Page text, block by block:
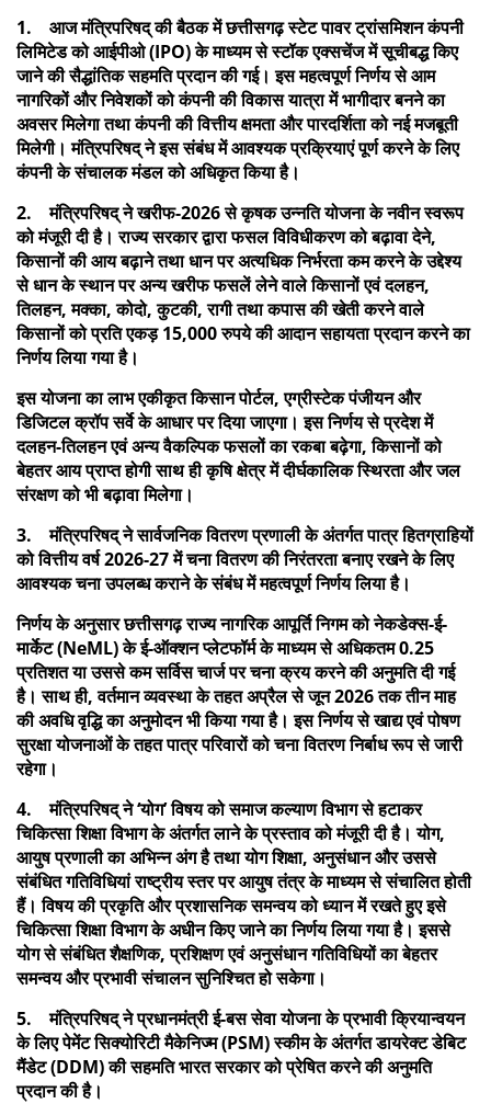
1. आज मंत्रिपरिषद् की बैठक में छत्तीसगढ़ स्टेट पावर ट्रांसमिशन कंपनी
लिमिटेड को आईपीओ (IPO) के माध्यम से स्टॉक एक्सचेंज में सूचीबद्ध किए
जाने की सैद्धांतिक सहमति प्रदान की गई। इस महत्वपूर्ण निर्णय से आम
नागरिकों और निवेशकों को कंपनी की विकास यात्रा में भागीदार बनने का
अवसर मिलेगा तथा कंपनी की वित्तीय क्षमता और पारदर्शिता को नई मजबूती
मिलेगी। मंत्रिपरिषद् ने इस संबंध में आवश्यक प्रक्रियाएं पूर्ण करने के लिए
कंपनी के संचालक मंडल को अधिकृत किया है।
2. मंत्रिपरिषद् ने खरीफ-2026 से कृषक उन्नति योजना के नवीन स्वरूप
को मंजूरी दी है। राज्य सरकार द्वारा फसल विविधीकरण को बढ़ावा देने,
किसानों की आय बढ़ाने तथा धान पर अत्यधिक निर्भरता कम करने के उद्देश्य
से धान के स्थान पर अन्य खरीफ फसलें लेने वाले किसानों एवं दलहन,
तिलहन, मक्का, कोदो, कुटकी, रागी तथा कपास की खेती करने वाले
किसानों को प्रति एकड़ 15,000 रुपये की आदान सहायता प्रदान करने का
निर्णय लिया गया है।
इस योजना का लाभ एकीकृत किसान पोर्टल, एग्रीस्टेक पंजीयन और
डिजिटल क्रॉप सर्वे के आधार पर दिया जाएगा। इस निर्णय से प्रदेश में
दलहन-तिलहन एवं अन्य वैकल्पिक फसलों का रकबा बढ़ेगा, किसानों को
बेहतर आय प्राप्त होगी साथ ही कृषि क्षेत्र में दीर्घकालिक स्थिरता और जल
संरक्षण को भी बढ़ावा मिलेगा।
3. मंत्रिपरिषद् ने सार्वजनिक वितरण प्रणाली के अंतर्गत पात्र हितग्राहियों
को वित्तीय वर्ष 2026-27 में चना वितरण की निरंतरता बनाए रखने के लिए
आवश्यक चना उपलब्ध कराने के संबंध में महत्वपूर्ण निर्णय लिया है।
निर्णय के अनुसार छत्तीसगढ़ राज्य नागरिक आपूर्ति निगम को नेकडेक्स-ई-
मार्केट (NeML) के ई-ऑक्शन प्लेटफॉर्म के माध्यम से अधिकतम 0.25
प्रतिशत या उससे कम सर्विस चार्ज पर चना क्रय करने की अनुमति दी गई
है। साथ ही, वर्तमान व्यवस्था के तहत अप्रैल से जून 2026 तक तीन माह
की अवधि वृद्धि का अनुमोदन भी किया गया है। इस निर्णय से खाद्य एवं पोषण
सुरक्षा योजनाओं के तहत पात्र परिवारों को चना वितरण निर्बाध रूप से जारी
रहेगा।
4. मंत्रिपरिषद् ने ‘योग’ विषय को समाज कल्याण विभाग से हटाकर
चिकित्सा शिक्षा विभाग के अंतर्गत लाने के प्रस्ताव को मंजूरी दी है। योग,
आयुष प्रणाली का अभिन्न अंग है तथा योग शिक्षा, अनुसंधान और उससे
संबंधित गतिविधियां राष्ट्रीय स्तर पर आयुष तंत्र के माध्यम से संचालित होती
हैं। विषय की प्रकृति और प्रशासनिक समन्वय को ध्यान में रखते हुए इसे
चिकित्सा शिक्षा विभाग के अधीन किए जाने का निर्णय लिया गया है। इससे
योग से संबंधित शैक्षणिक, प्रशिक्षण एवं अनुसंधान गतिविधियों का बेहतर
समन्वय और प्रभावी संचालन सुनिश्चित हो सकेगा।
5. मंत्रिपरिषद् ने प्रधानमंत्री ई-बस सेवा योजना के प्रभावी क्रियान्वयन
के लिए पेमेंट सिक्योरिटी मैकेनिज्म (PSM) स्कीम के अंतर्गत डायरेक्ट डेबिट
मैंडेट (DDM) की सहमति भारत सरकार को प्रेषित करने की अनुमति
प्रदान की है।